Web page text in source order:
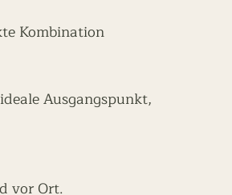
Kombination
Ausgangspunkt,
vor Ort.